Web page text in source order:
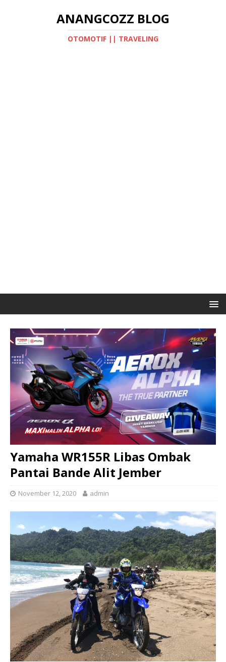
ANANGCOZZ BLOG
OTOMOTIF || TRAVELING
Yamaha WR155R Libas Ombak
Pantai Bande Alit Jember
November 12, 2020 admin